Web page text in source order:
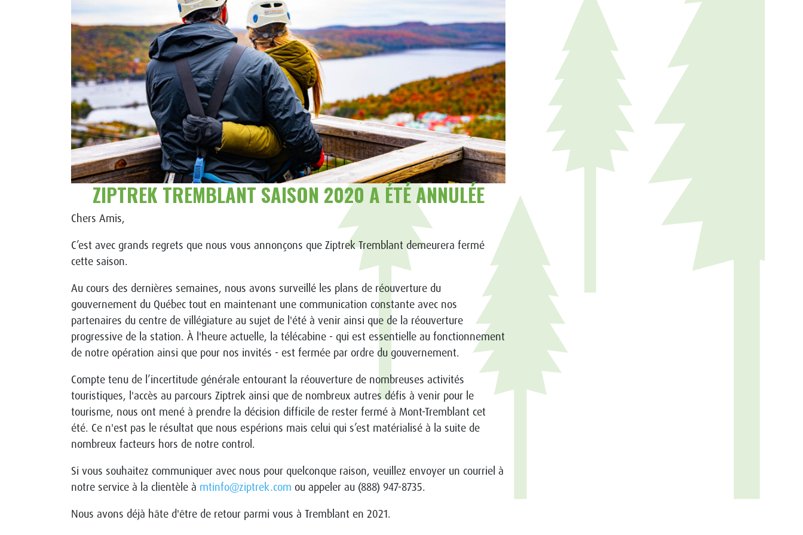
ZIPTREK TREMBLANT SAISON 2020 A ÉTÉ ANNULÉE
Chers Amis,
C’est avec grands regrets que nous vous annonçons que Ziptrek Tremblant demeurera fermé
cette saison.
Au cours des dernières semaines, nous avons surveillé les plans de réouverture du
gouvernement du Québec tout en maintenant une communication constante avec nos
partenaires du centre de villégiature au sujet de l'été à venir ainsi que de la réouverture
progressive de la station. À l'heure actuelle, la télécabine - qui est essentielle au fonctionnement
de notre opération ainsi que pour nos invités - est fermée par ordre du gouvernement.
Compte tenu de l’incertitude générale entourant la réouverture de nombreuses activités
touristiques, l'accès au parcours Ziptrek ainsi que de nombreux autres défis à venir pour le
tourisme, nous ont mené à prendre la décision difficile de rester fermé à Mont-Tremblant cet
été. Ce n'est pas le résultat que nous espérions mais celui qui s’est matérialisé à la suite de
nombreux facteurs hors de notre control.
Si vous souhaitez communiquer avec nous pour quelconque raison, veuillez envoyer un courriel à
notre service à la clientèle à mtinfo@ziptrek.com ou appeler au (888) 947-8735.
Nous avons déjà hâte d'être de retour parmi vous à Tremblant en 2021.